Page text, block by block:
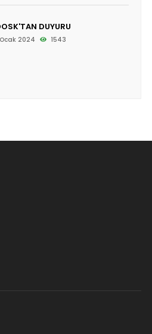
DUYURU
2024 1543